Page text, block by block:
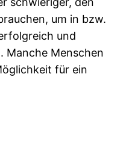
um in bzw.
und
Manche Menschen
für ein